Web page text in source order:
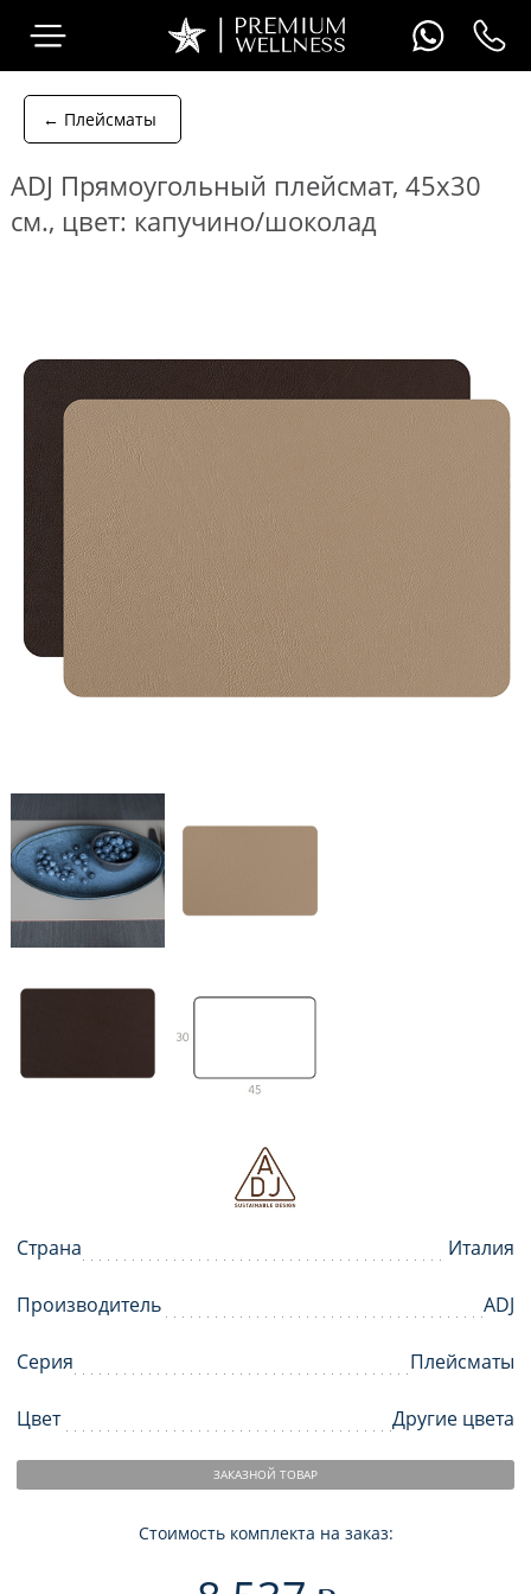
← Плейсматы
ADJ Прямоугольный плейсмат, 45x30
см., цвет: капучино/шоколад
Страна Италия
Производитель ADJ
Серия Плейсматы
Цвет Другие цвета
ЗАКАЗНОЙ ТОВАР
Стоимость комплекта на заказ: